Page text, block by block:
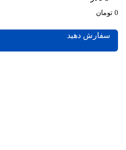
0 تومان
سفارش دهید